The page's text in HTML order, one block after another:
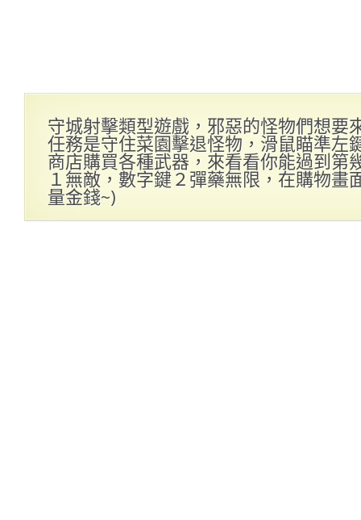
守城射擊類型遊戲，邪惡的怪物們想要
任務是守住菜園擊退怪物，滑鼠瞄準左
商店購買各種武器，來看看你能過到第
１無敵，數字鍵２彈藥無限，在購物畫
量金錢~)